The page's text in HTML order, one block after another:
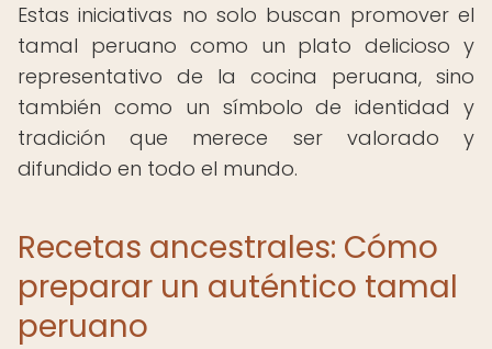
Estas iniciativas no solo buscan promover el
tamal peruano como un plato delicioso y
representativo de la cocina peruana, sino
también como un símbolo de identidad y
tradición que merece ser valorado y
difundido en todo el mundo.
Recetas ancestrales: Cómo
preparar un auténtico tamal
peruano